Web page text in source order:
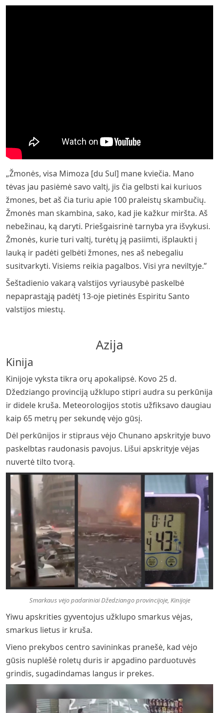
„Žmonės, visa Mimoza [du Sul] mane kviečia. Mano
tėvas jau pasiėmė savo valtį, jis čia gelbsti kai kuriuos
žmones, bet aš čia turiu apie 100 praleistų skambučių.
Žmonės man skambina, sako, kad jie kažkur miršta. Aš
nebežinau, ką daryti. Priešgaisrinė tarnyba yra išvykusi.
Žmonės, kurie turi valtį, turėtų ją pasiimti, išplaukti į
lauką ir padėti gelbėti žmones, nes aš nebegaliu
susitvarkyti. Visiems reikia pagalbos. Visi yra neviltyje.”
Šeštadienio vakarą valstijos vyriausybė paskelbė
nepaprastąją padėtį 13-oje pietinės Espiritu Santo
valstijos miestų.
Azija
Kinija
Kinijoje vyksta tikra orų apokalipsė. Kovo 25 d.
Džedziango provinciją užklupo stipri audra su perkūnija
ir didele kruša. Meteorologijos stotis užfiksavo daugiau
kaip 65 metrų per sekundę vėjo gūsį.
Dėl perkūnijos ir stipraus vėjo Chunano apskrityje buvo
paskelbtas raudonasis pavojus. Lišui apskrityje vėjas
nuvertė tilto tvorą.
Smarkaus vėjo padariniai Džedziango provincijoje, Kinijoje
Yiwu apskrities gyventojus užklupo smarkus vėjas,
smarkus lietus ir kruša.
Vieno prekybos centro savininkas pranešė, kad vėjo
gūsis nuplėšė roletų duris ir apgadino parduotuvės
grindis, sugadindamas langus ir prekes.